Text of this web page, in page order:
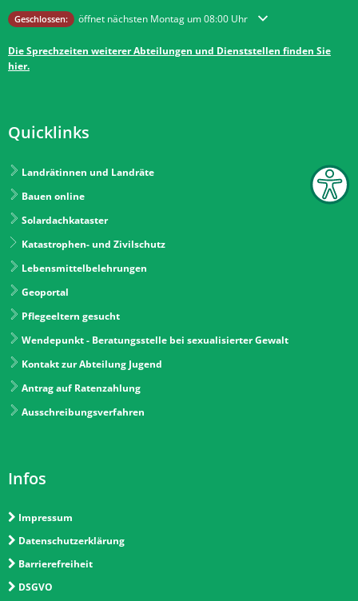
Klicken, um weitere Öffnungs- oder Schließzeiten auszublenden
Geschlossen: öffnet nächsten Montag um 08:00 Uhr
Die Sprechzeiten weiterer Abteilungen und Dienststellen finden Sie
hier.
Quicklinks
Landrätinnen und Landräte
Bauen online
Solardachkataster
Katastrophen- und Zivilschutz
Lebensmittelbelehrungen
Geoportal
Pflegeeltern gesucht
Wendepunkt - Beratungsstelle bei sexualisierter Gewalt
Kontakt zur Abteilung Jugend
Antrag auf Ratenzahlung
Ausschreibungsverfahren
Infos
Impressum
Datenschutzerklärung
Barrierefreiheit
DSGVO